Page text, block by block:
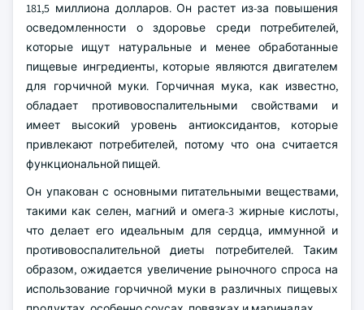
181,5 миллиона долларов. Он растет из-за повышения
осведомленности о здоровье среди потребителей,
которые ищут натуральные и менее обработанные
пищевые ингредиенты, которые являются двигателем
для горчичной муки. Горчичная мука, как известно,
обладает противовоспалительными свойствами и
имеет высокий уровень антиоксидантов, которые
привлекают потребителей, потому что она считается
функциональной пищей.
Он упакован с основными питательными веществами,
такими как селен, магний и омега-3 жирные кислоты,
что делает его идеальным для сердца, иммунной и
противовоспалительной диеты потребителей. Таким
образом, ожидается увеличение рыночного спроса на
использование горчичной муки в различных пищевых